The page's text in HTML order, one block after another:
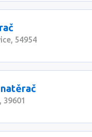
54954
39601